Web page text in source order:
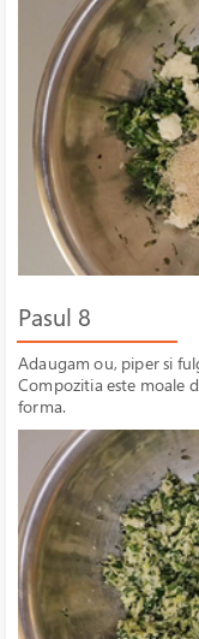
Pasul 8
Adaugam ou, piper si
Compozitia este moale
forma.